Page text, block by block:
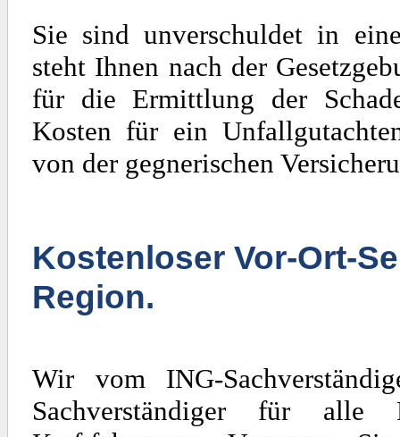
Sie sind unverschuldet in
steht Ihnen nach der
für die Ermittlung der
Kosten für ein
von der gegnerischen
Kostenloser Vor-Ort-
Region.
Wir vom ING-
Sachverständiger für